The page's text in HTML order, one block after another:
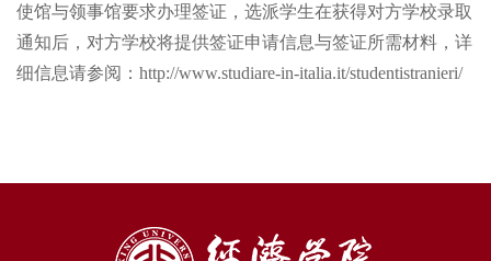
使馆与领事馆要求办理签证，选派学生在获得对方学校录取
通知后，对方学校将提供签证申请信息与签证所需材料，详
细信息请参阅：http://www.studiare-in-italia.it/studentistranieri/